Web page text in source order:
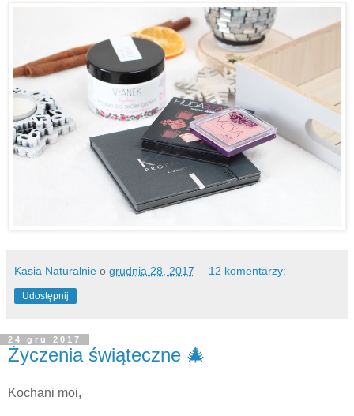
Kasia Naturalnie o grudnia 28, 2017 12 komentarzy:
Udostępnij
24 gru 2017
Życzenia świąteczne 🎄
Kochani moi,